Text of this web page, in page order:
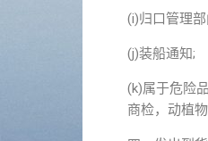
(i)归口管理
(j)装船通知;
(k)属于危险
商检，动植